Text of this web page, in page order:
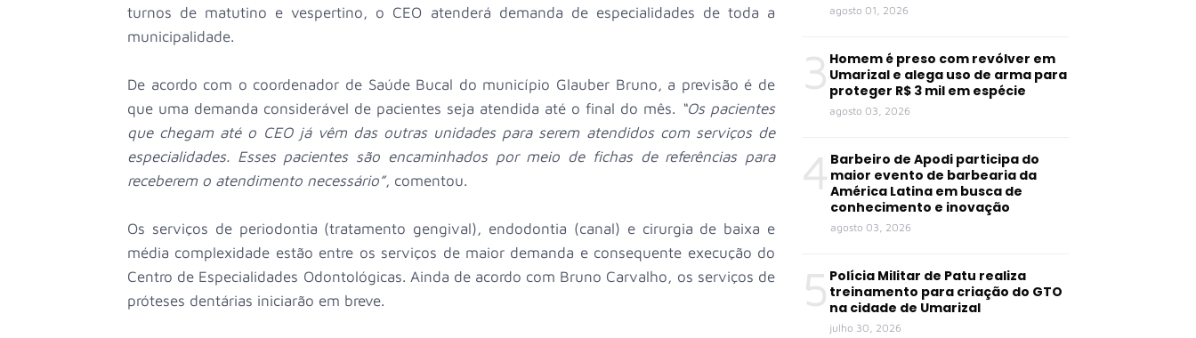
turnos de matutino e vespertino, o CEO atenderá demanda de especialidades de toda a
municipalidade.
De acordo com o coordenador de Saúde Bucal do município Glauber Bruno, a previsão é de
que uma demanda considerável de pacientes seja atendida até o final do mês. “Os pacientes
que chegam até o CEO já vêm das outras unidades para serem atendidos com serviços de
especialidades. Esses pacientes são encaminhados por meio de fichas de referências para
receberem o atendimento necessário”, comentou.
Os serviços de periodontia (tratamento gengival), endodontia (canal) e cirurgia de baixa e
média complexidade estão entre os serviços de maior demanda e consequente execução do
Centro de Especialidades Odontológicas. Ainda de acordo com Bruno Carvalho, os serviços de
próteses dentárias iniciarão em breve.
agosto 01, 2026
3 Homem é preso com revólver em
Umarizal e alega uso de arma para
proteger R$ 3 mil em espécie
agosto 03, 2026
4 Barbeiro de Apodi participa do
maior evento de barbearia da
América Latina em busca de
conhecimento e inovação
agosto 03, 2026
5 Polícia Militar de Patu realiza
treinamento para criação do GTO
na cidade de Umarizal
julho 30, 2026